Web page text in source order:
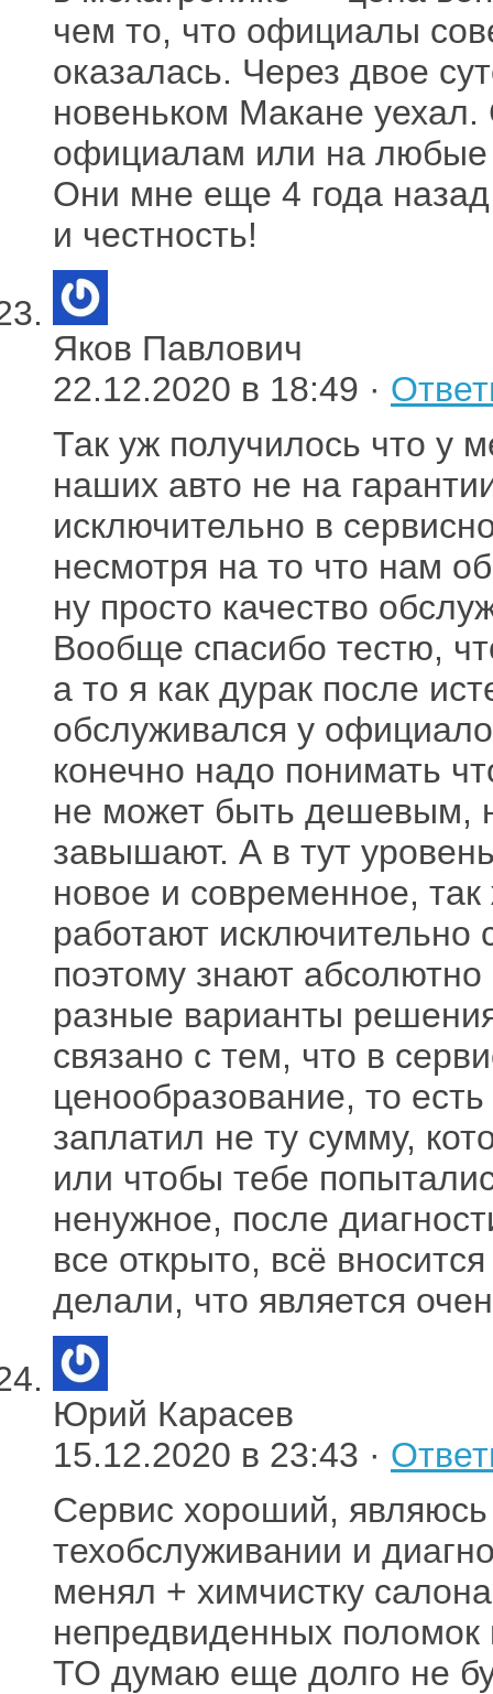
чем то, что официалы
оказалась. Через двое
новеньком Макане уехал.
официалам или на любые
Они мне еще 4 года
и честность!
Яков Павлович
22.12.2020 в 18:49 ·
Так уж получилось что у
наших авто не на
исключительно в
несмотря на то что нам
ну просто качество
Вообще спасибо тестю,
а то я как дурак после
обслуживался у
конечно надо понимать
не может быть дешевым,
завышают. А в тут
новое и современное,
работают исключительно
поэтому знают
разные варианты
связано с тем, что в
ценообразование, то
заплатил не ту сумму,
или чтобы тебе
ненужное, после
все открыто, всё
делали, что является
Юрий Карасев
15.12.2020 в 23:43 ·
Сервис хороший,
техобслуживании и
менял + химчистку
непредвиденных
ТО думаю еще долго не